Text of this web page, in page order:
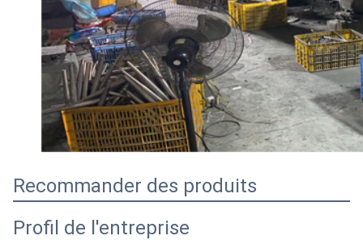
Recommander des produits
Profil de l'entreprise